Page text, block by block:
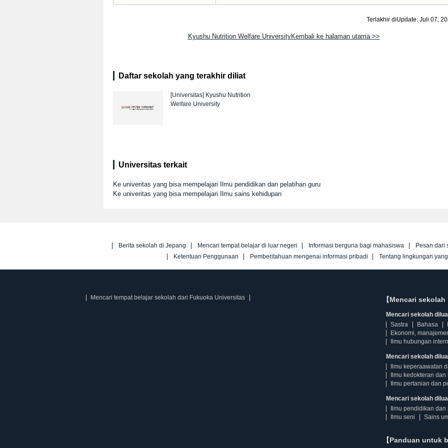
Terlakhir diUpdate: Juli 07,
Kyushu Nutrition Welfare UniversityKembali ke halaman utama >>
Daftar sekolah yang terakhir diliat
[Universitas] Kyushu Nutrition
Welfare University
Universitas terkait
Ke univeritas yang bisa mempelajari Ilmu pendidikan dan pelatihan guru
Ke univeritas yang bisa mempelajari Ilmu sains kehidupan
Berita sekolah di Jepang Mencari tempat belajar di luar negeri Informasi berguna bagi mahasiswa
Pesan dari
Ketentuan Penggunaan
Pemberitahuan mengenai informasi pribadi Tentang lingkungan
Mencari tempat belajar sekolah dari Fukuoka Universitas 【Mencari
Mencari sekolah
Sastra
Bahasa
Ekonomi,
Ilmu hubungan
Mencari sekolah
Ilmu keperaawatan
Ilmu kedokteran
Ilmu pertanian dan
Mencari sekolah
Ilmu pendidikan
Ilmu seni
Sains
【Panduan untuk